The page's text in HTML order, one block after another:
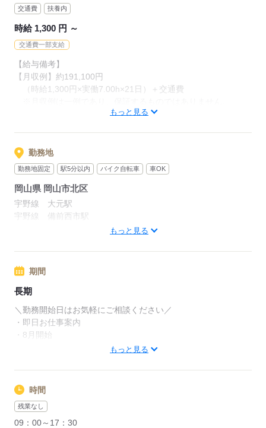
お聞かせください◎
あなたの就業機会を
まずはご応募⇒ご登録を◎
◆こんな方が活躍中◆
子供が小さい
フリーターさん
スキルを獲得したい
自宅近くで働きたい
☆20～40代を中心に、幅広い年代の方が活躍中☆
応募する
交通費 扶養内
時給 1,300 円 ～
交通費一部支給
【給与備考】
【月収例】約191,100円
（時給1,300円×実働7.00h×21日）＋交通費
【交通費備考】
規定あり
もっと見る
勤務地
勤務地固定 駅5分以内 バイク自転車 車OK
岡山県 岡山市北区
宇野線 大元駅
宇野線 備前西市駅
徒歩/公共機関/自転車/車…
ご希望の通勤方法をお伝えください♪
応募する
もっと見る
期間
長期
＼勤務開始日はお気軽にご相談ください／
・即日お仕事案内
・8月開始
もっと見る
時間
残業なし
09：00～17：30